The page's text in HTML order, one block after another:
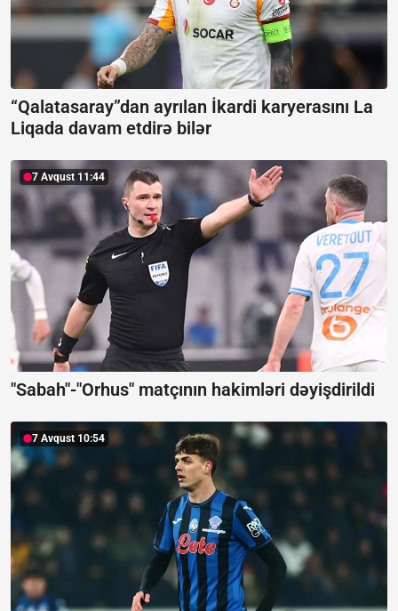
“Qalatasaray”dan ayrılan İkardi karyerasını La
Liqada davam etdirə bilər
7 Avqust 11:44
"Sabah"-"Orhus" matçının hakimləri dəyişdirildi
7 Avqust 10:54